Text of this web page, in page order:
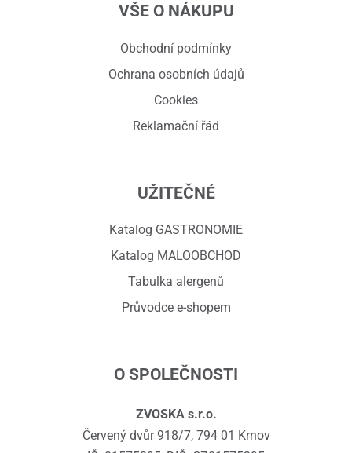
VŠE O NÁKUPU
Obchodní podmínky
Ochrana osobních údajů
Cookies
Reklamační řád
UŽITEČNÉ
Katalog GASTRONOMIE
Katalog MALOOBCHOD
Tabulka alergenů
Průvodce e-shopem
O SPOLEČNOSTI
ZVOSKA s.r.o.
Červený dvůr 918/7, 794 01 Krnov